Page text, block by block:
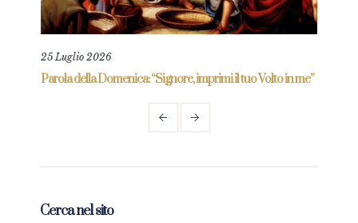
25 Luglio 2026
Parola della Domenica: “Signore, imprimi il tuo Volto in me”
Cerca nel sito